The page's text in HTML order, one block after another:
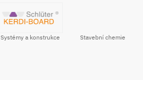
Systémy a konstrukce Stavební chemie